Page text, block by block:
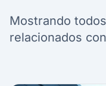
Mostrando
relacionados